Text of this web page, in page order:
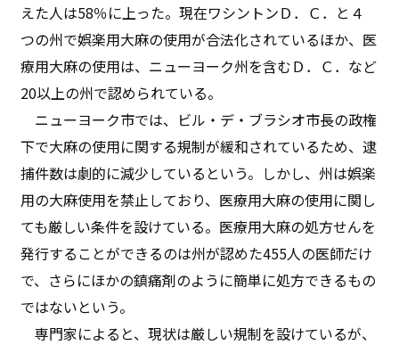
えた人は58％に上った。現在ワシントンＤ．Ｃ．と４
つの州で娯楽用大麻の使用が合法化されているほか、医
療用大麻の使用は、ニューヨーク州を含むＤ．Ｃ．など
20以上の州で認められている。
ニューヨーク市では、ビル・デ・ブラシオ市長の政権
下で大麻の使用に関する規制が緩和されているため、逮
捕件数は劇的に減少しているという。しかし、州は娯楽
用の大麻使用を禁止しており、医療用大麻の使用に関し
ても厳しい条件を設けている。医療用大麻の処方せんを
発行することができるのは州が認めた455人の医師だけ
で、さらにほかの鎮痛剤のように簡単に処方できるもの
ではないという。
専門家によると、現状は厳しい規制を設けているが、